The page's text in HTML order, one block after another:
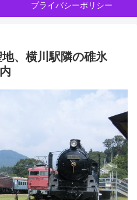
プライバシーポリシー
、横川駅隣の碓氷